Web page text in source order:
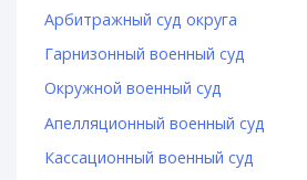
Арбитражный суд округа
Гарнизонный военный суд
Окружной военный суд
Апелляционный военный суд
Кассационный военный суд